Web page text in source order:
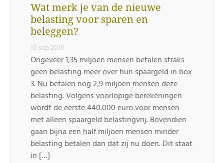
Wat merk je van de nieuwe
belasting voor sparen en
beleggen?
10 sep 2019
Ongeveer 1,35 miljoen mensen betalen straks
geen belasting meer over hun spaargeld in box
3. Nu betalen nog 2,9 miljoen mensen deze
belasting. Volgens voorlopige berekeningen
wordt de eerste 440.000 euro voor mensen
met alleen spaargeld belastingvrij. Bovendien
gaan bijna een half miljoen mensen minder
belasting betalen dan dat zij nu doen. Dit staat
in […]